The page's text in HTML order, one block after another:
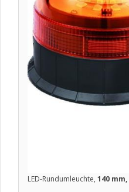
LED-Rundumleuchte, 140 mm,